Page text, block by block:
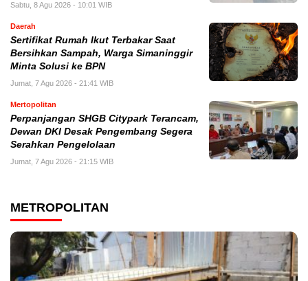
Sabtu, 8 Agu 2026 - 10:01 WIB
Daerah
Sertifikat Rumah Ikut Terbakar Saat
Bersihkan Sampah, Warga Simaninggir
Minta Solusi ke BPN
Jumat, 7 Agu 2026 - 21:41 WIB
Mertopolitan
Perpanjangan SHGB Citypark Terancam,
Dewan DKI Desak Pengembang Segera
Serahkan Pengelolaan
Jumat, 7 Agu 2026 - 21:15 WIB
METROPOLITAN